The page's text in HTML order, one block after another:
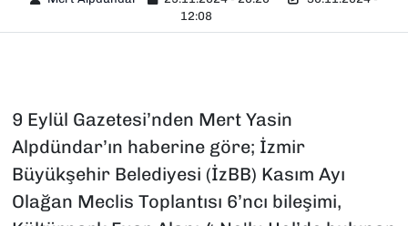
12:08
9 Eylül Gazetesi’nden Mert Yasin
Alpdündar’ın haberine göre; İzmir
Büyükşehir Belediyesi (İzBB) Kasım Ayı
Olağan Meclis Toplantısı 6’ncı bileşimi,